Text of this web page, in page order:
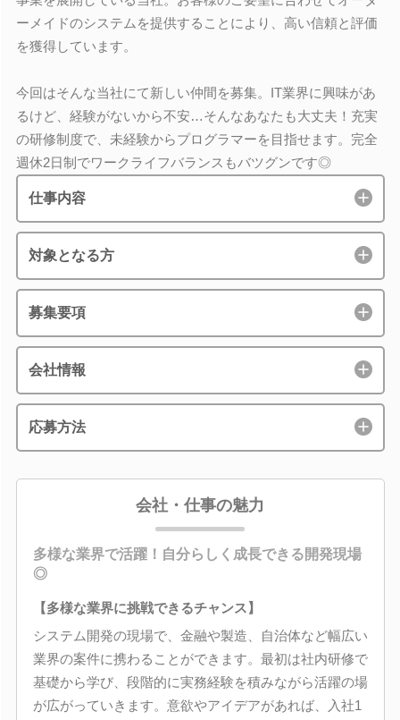
ーメイドのシステムを提供することにより、高い信頼と評価
を獲得しています。
今回はそんな当社にて新しい仲間を募集。IT業界に興味があ
るけど、経験がないから不安…そんなあなたも大丈夫！充実
の研修制度で、未経験からプログラマーを目指せます。完全
週休2日制でワークライフバランスもバツグンです◎
仕事内容
対象となる方
募集要項
会社情報
応募方法
会社・仕事の魅力
多様な業界で活躍！自分らしく成長できる開発現場
◎
【多様な業界に挑戦できるチャンス】
システム開発の現場で、金融や製造、自治体など幅広い
業界の案件に携わることができます。最初は社内研修で
基礎から学び、段階的に実務経験を積みながら活躍の場
が広がっていきます。意欲やアイデアがあれば、入社1